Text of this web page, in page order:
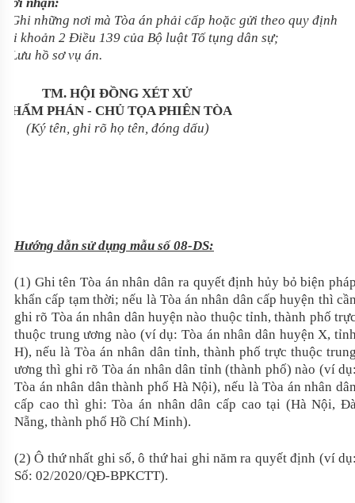
- Ghi những nơi mà Tòa án phải cấp hoặc gửi theo quy định
tại khoản 2 Điều 139 của Bộ luật Tố tụng dân sự;
- Lưu hồ sơ vụ án.
TM. HỘI ĐỒNG XÉT XỬ
THẨM PHÁN - CHỦ TỌA PHIÊN TÒA
(Ký tên, ghi rõ họ tên, đóng dấu)
Hướng dẫn sử dụng mẫu số 08-DS:
(1) Ghi tên Tòa án nhân dân ra quyết định hủy bỏ biện
khẩn cấp tạm thời; nếu là Tòa án nhân dân cấp huyện thì
ghi rõ Tòa án nhân dân huyện nào thuộc tỉnh, thành phố
thuộc trung ương nào (ví dụ: Tòa án nhân dân huyện X,
H), nếu là Tòa án nhân dân tỉnh, thành phố trực thuộc
ương thì ghi rõ Tòa án nhân dân tỉnh (thành phố) nào (ví
Tòa án nhân dân thành phố Hà Nội), nếu là Tòa án nhân
cấp cao thì ghi: Tòa án nhân dân cấp cao tại (Hà Nội,
Nẵng, thành phố Hồ Chí Minh).
(2) Ô thứ nhất ghi số, ô thứ hai ghi năm ra quyết định (ví
Số: 02/2020/QĐ-BPKCTT).